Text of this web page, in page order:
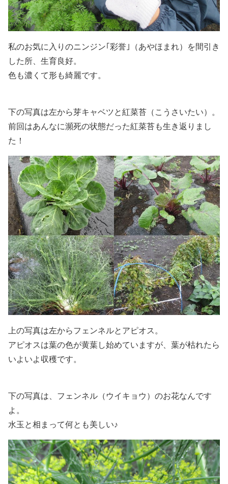
私のお気に入りのニンジン｢彩誉｣（あやほまれ）を間引き
した所、生育良好。
色も濃くて形も綺麗です。
下の写真は左から芽キャベツと紅菜苔（こうさいたい）。
前回はあんなに瀕死の状態だった紅菜苔も生き返りまし
た！
上の写真は左からフェンネルとアピオス。
アピオスは葉の色が黄葉し始めていますが、葉が枯れたら
いよいよ収穫です。
下の写真は、フェンネル（ウイキョウ）のお花なんです
よ。
水玉と相まって何とも美しい♪